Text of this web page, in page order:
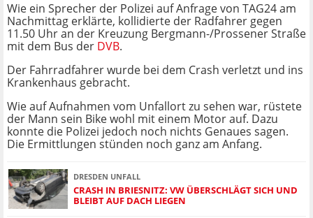
Wie ein Sprecher der Polizei auf Anfrage von TAG24 am
Nachmittag erklärte, kollidierte der Radfahrer gegen
11.50 Uhr an der Kreuzung Bergmann-/Prossener Straße
mit dem Bus der DVB.
Der Fahrradfahrer wurde bei dem Crash verletzt und ins
Krankenhaus gebracht.
Wie auf Aufnahmen vom Unfallort zu sehen war, rüstete
der Mann sein Bike wohl mit einem Motor auf. Dazu
konnte die Polizei jedoch noch nichts Genaues sagen.
Die Ermittlungen stünden noch ganz am Anfang.
DRESDEN UNFALL
CRASH IN BRIESNITZ: VW ÜBERSCHLÄGT SICH UND
BLEIBT AUF DACH LIEGEN